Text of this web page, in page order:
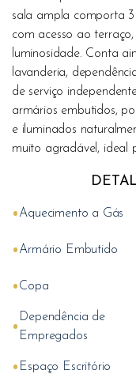
sala ampla comporta
com acesso ao
luminosidade. Conta
lavanderia,
de serviço
armários embutidos,
e iluminados
muito agradável, ideal
•Aquecimento a Gás
•Armário Embutido
•Copa
• Dependência de
Empregados
• Espaço Escritório